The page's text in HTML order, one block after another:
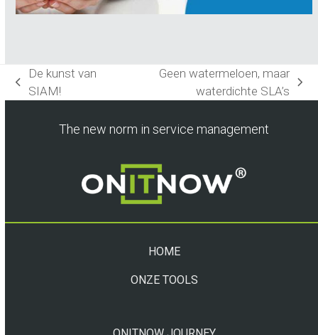
previous
De kunst van
SIAM!
Geen watermeloen, maar
waterdichte SLA’s
The new norm in service management
HOME
ONZE TOOLS